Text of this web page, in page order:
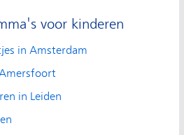
voor kinderen
in Amsterdam
in Leiden